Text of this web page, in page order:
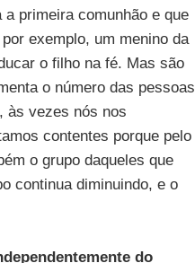
primeira comunhão e que
exemplo, um menino da
o filho na fé. Mas são
o número das pessoas
às vezes nós nos
contentes porque pelo
o grupo daqueles que
continua diminuindo, e o
do